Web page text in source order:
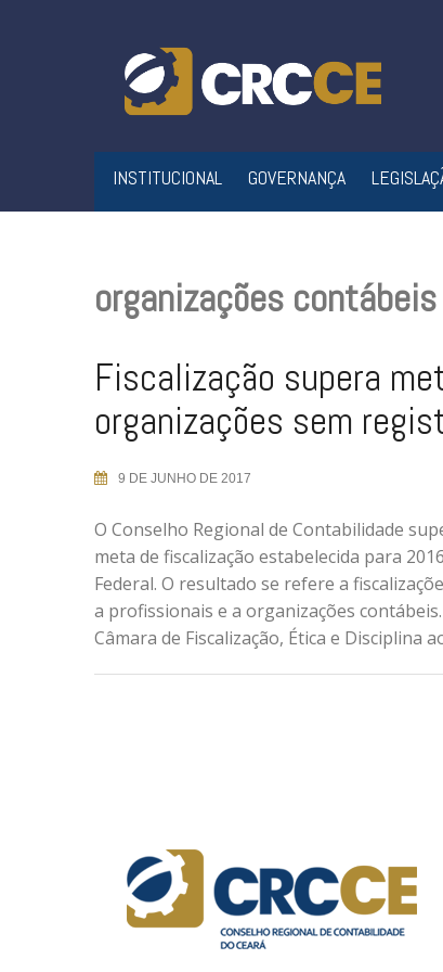
INSTITUCIONAL GOVERNANÇA
organizações contábeis
Fiscalização supera
organizações sem
9 DE JUNHO DE 2017
O Conselho Regional de Contabilidade
meta de fiscalização estabelecida para
Federal. O resultado se refere a
a profissionais e a organizações
Câmara de Fiscalização, Ética e Disciplina